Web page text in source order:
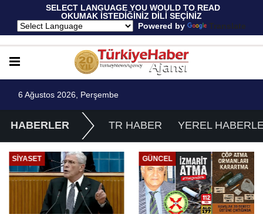
SELECT LANGUAGE YOU WOULD TO READ
OKUMAK İSTEDİĞİNİZ DİLİ SEÇİNİZ
Powered by
Translate
6 Ağustos 2026, Perşembe
HABERLER TR HABER YEREL
SIYASET GÜNCEL